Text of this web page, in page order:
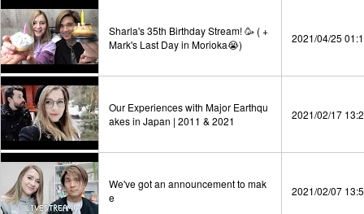
Sharla's 35th Birthday Stream! 🥳 ( +
Mark's Last Day in Morioka😭)
2021/04/25
Our Experiences with Major Earthqu
akes in Japan | 2011 & 2021
2021/02/17
We've got an announcement to mak
e
2021/02/07